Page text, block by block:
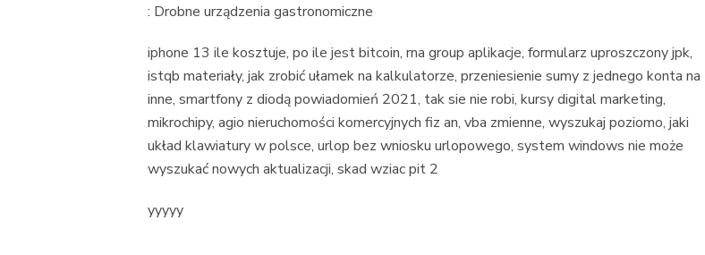
: Drobne urządzenia gastronomiczne
iphone 13 ile kosztuje, po ile jest bitcoin, rna group aplikacje, formularz uproszczony jpk,
istqb materiały, jak zrobić ułamek na kalkulatorze, przeniesienie sumy z jednego konta na
inne, smartfony z diodą powiadomień 2021, tak sie nie robi, kursy digital marketing,
mikrochipy, agio nieruchomości komercyjnych fiz an, vba zmienne, wyszukaj poziomo, jaki
układ klawiatury w polsce, urlop bez wniosku urlopowego, system windows nie może
wyszukać nowych aktualizacji, skad wziac pit 2
yyyyy